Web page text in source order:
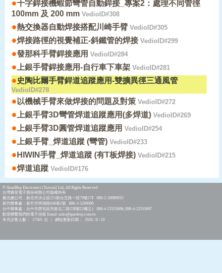
●十字銲接機蝦節彎管自動銲接_專案2：處理不同管徑
100mm 及 200 mm VedioID#308
●熱交換器自動焊接搭配川崎手臂 VedioID#305
●焊接路徑的視覺補正-斜鐵管的焊接VedioID#299
●發那科手臂銲接應用 VedioID#284
● 上銀手臂銲接應用-自行車下車架 VedioID#281
●史陶比爾手臂銲道追蹤應用-雙擴異徑三通風管
VedioID#278
● 以機械手臂來做焊接的問題及對策 VedioID#272
● 上銀手臂3D彎管焊道追蹤應用(多焊道) VedioID#269
● 上銀手臂3D圓管焊道追蹤應用 VedioID#254
● 上銀手臂_焊道追蹤 (彎管) VedioID#233
● HIWIN手臂_焊道追蹤 (有T板焊接) VedioID#215
●焊道追蹤 VedioID#176
© QuadRep Electronics [Taiwan] Ltd, All Rights Reserved
台灣廣登電子股份有限公司版權所有
臺北總公司：新北市汐止區221新台五路一段79號17F 886-2-26989933
新竹辦事處：新竹市明湖路648巷2號 886-3-5290090
台中辦事處：台中市西屯區市政北二路238號22樓之1 886-4-22553696; 886-4-22553697
歡迎聯繫我們的電子信箱 Email: sales@quadrep.com.tw
本月訪客人數： 17505 位 | 網站更新日期： 2026 / 8 / 10